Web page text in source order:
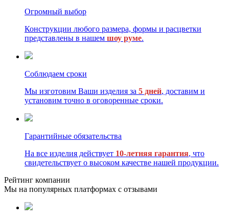
Огромный выбор
Конструкции любого размера, формы и расцветки
представлены в нашем шоу руме.
Соблюдаем сроки
Мы изготовим Ваши изделия за 5 дней, доставим и
установим точно в оговоренные сроки.
Гарантийные обязательства
На все изделия действует 10-летняя гарантия, что
свидетельствует о высоком качестве нашей продукции.
Рейтинг компании
Мы на популярных платформах с отзывами